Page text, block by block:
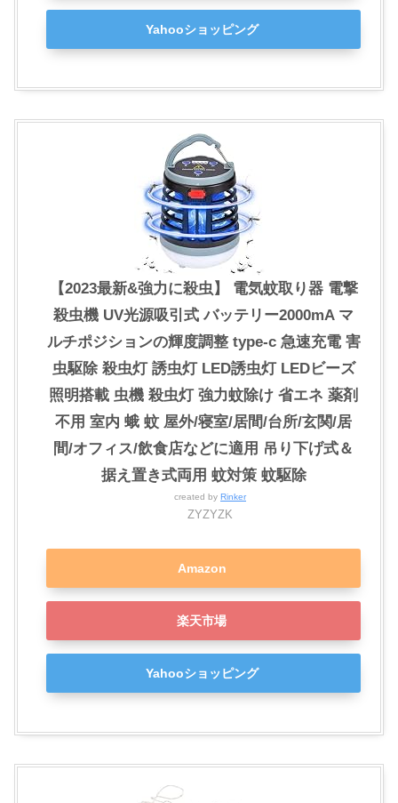
Yahooショッピング
【2023最新&強力に殺虫】 電気蚊取り器 電撃
殺虫機 UV光源吸引式 バッテリー2000mA マ
ルチポジションの輝度調整 type-c 急速充電 害
虫駆除 殺虫灯 誘虫灯 LED誘虫灯 LEDビーズ
照明搭載 虫機 殺虫灯 強力蚊除け 省エネ 薬剤
不用 室内 蛾 蚊 屋外/寝室/居間/台所/玄関/居
間/オフィス/飲食店などに適用 吊り下げ式＆
据え置き式両用 蚊対策 蚊駆除
created by Rinker
ZYZYZK
Amazon
楽天市場
Yahooショッピング